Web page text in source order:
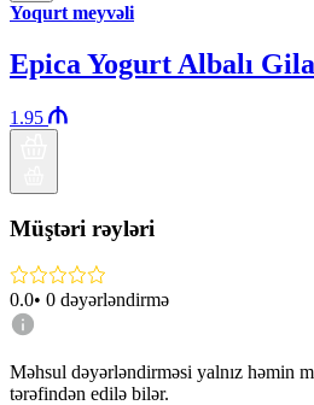
Yoqurt meyvəli
Epica Yogurt Albalı
1.95
Müştəri rəyləri
0.0• 0 dəyərləndirmə
Məhsul dəyərləndirməsi yalnız həmin
tərəfindən edilə bilər.